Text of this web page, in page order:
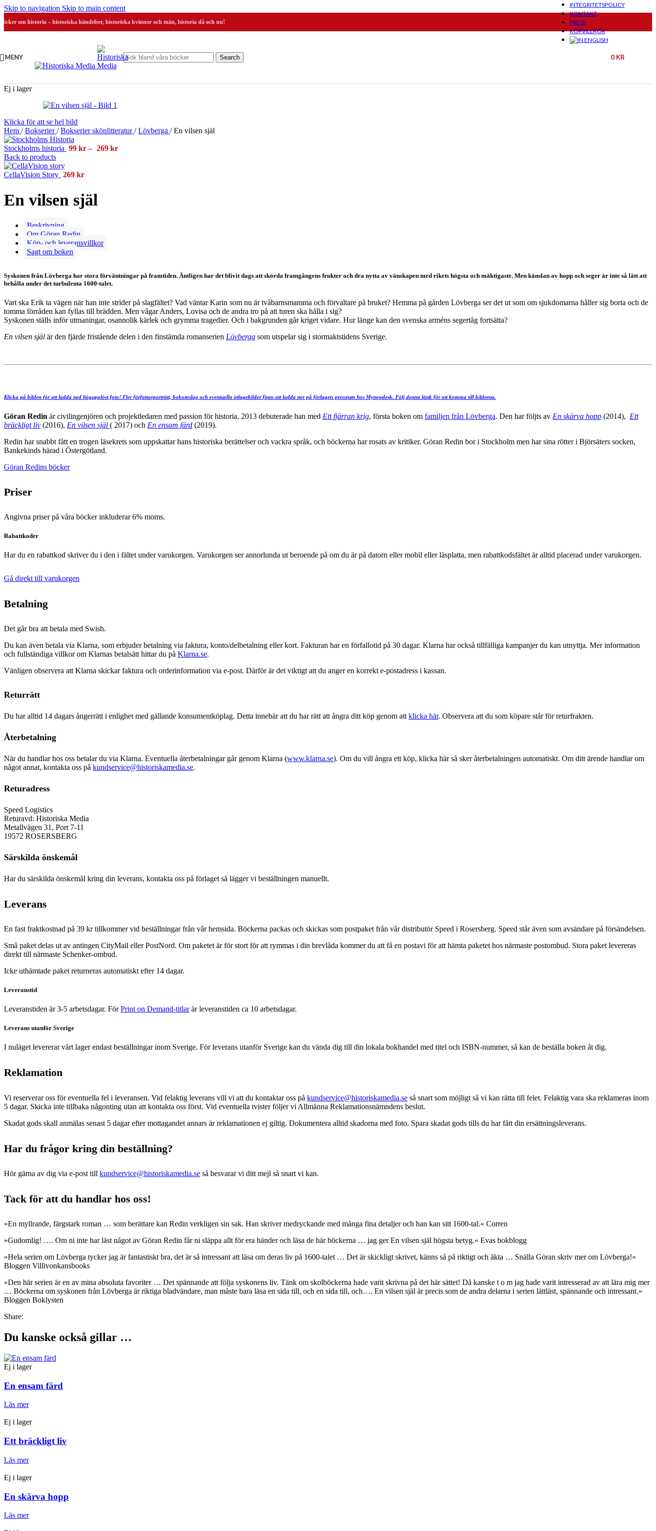
Skip to navigation Skip to main content
om historia – historiska händelser, historiska kvinnor och män, historia då och nu!
INTEGRITETSPOLICY
KONTAKT
PRESS
KÖPVILLKOR
MENY Search 0 KR
Ej i lager
Klicka för att se hel bild
Hem / Bokserier/ Bokserier skönlitteratur/ Lövberga / En vilsen själ
Stockholms historia 99 kr – 269 krPrisintervall:
Back to products
CellaVision Story 269 kr
En vilsen själ
Beskrivning
Om Göran Redin
Köp- och leveransvillkor
Sagt om boken
Syskonen från Lövberga har stora förväntningar på framtiden. Äntligen har det blivit dags att skörda framgångens frukter och dra nytta av vänskapen med rikets högsta och mäktigaste. Men känslan av hopp och seger är inte så lätt att
behålla under det turbulenta 1600-talet.
Vart ska Erik ta vägen när han inte strider på slagfältet? Vad väntar Karin som nu är tvåbarnsmamma och förvaltare på bruket? Hemma på gården Lövberga ser det ut som om sjukdomarna håller sig borta och de
tomma förråden kan fyllas till brädden. Men vågar Anders, Lovisa och de andra tro på att turen ska hålla i sig?
Syskonen ställs inför utmaningar, osannolik kärlek och grymma tragedier. Och i bakgrunden går kriget vidare. Hur länge kan den svenska arméns segertåg fortsätta?
En vilsen själ är den fjärde fristående delen i den finstämda romanserien Lövberga som utspelar sig i stormaktstidens Sverige.
Klicka på bilden för att ladda ned högupplöst foto! Fler författarporträtt, bokomslag och eventuella inlagebilder finns att ladda ner på förlagets pressrum hos Mynewdesk. Följ denna länk för att komma till bilderna.
Göran Redin är civilingenjören och projektledaren med passion för historia. 2013 debuterade han med Ett fjärran krig, första boken om familjen från Lövberga. Den har följts av En skärva hopp (2014), Ett
bräckligt liv (2016), En vilsen själ ( 2017) och En ensam färd (2019).
Redin har snabbt fått en trogen läsekrets som uppskattar hans historiska berättelser och vackra språk, och böckerna har rosats av kritiker. Göran Redin bor i Stockholm men har sina rötter i Björsäters socken,
Bankekinds härad i Östergötland.
Göran Redins böcker
Priser
Angivna priser på våra böcker inkluderar 6% moms.
Rabattkoder
Har du en rabattkod skriver du i den i fältet under varukorgen. Varukorgen ser annorlunda ut beroende på om du är på datorn eller mobil eller läsplatta, men rabattkodsfältet är alltid placerad under varukorgen.
Gå direkt till varukorgen
Betalning
Det går bra att betala med Swish.
Du kan även betala via Klarna, som erbjuder betalning via faktura, konto/delbetalning eller kort. Fakturan har en förfallotid på 30 dagar. Klarna har också tillfälliga kampanjer du kan utnyttja. Mer information
och fullständiga villkor om Klarnas betalsätt hittar du på Klarna.se.
Vänligen observera att Klarna skickar faktura och orderinformation via e-post. Därför är det viktigt att du anger en korrekt e-postadress i kassan.
Returrätt
Du har alltid 14 dagars ångerrätt i enlighet med gällande konsumentköplag. Detta innebär att du har rätt att ångra ditt köp genom att klicka här. Observera att du som köpare står för returfrakten.
Återbetalning
När du handlar hos oss betalar du via Klarna. Eventuella återbetalningar går genom Klarna (www.klarna.se). Om du vill ångra ett köp, klicka här så sker återbetalningen automatiskt. Om ditt ärende handlar om
något annat, kontakta oss på kundservice@historiskamedia.se.
Returadress
Speed Logistics
Returavd: Historiska Media
Metallvägen 31, Port 7-11
19572 ROSERSBERG
Särskilda önskemål
Har du särskilda önskemål kring din leverans, kontakta oss på förlaget så lägger vi beställningen manuellt.
Leverans
En fast fraktkostnad på 39 kr tillkommer vid beställningar från vår hemsida. Böckerna packas och skickas som postpaket från vår distributör Speed i Rosersberg. Speed står även som avsändare på försändelsen.
Små paket delas ut av antingen CityMail eller PostNord. Om paketet är för stort för att rymmas i din brevlåda kommer du att få en postavi för att hämta paketet hos närmaste postombud. Stora paket levereras
direkt till närmaste Schenker-ombud.
Icke uthämtade paket returneras automatiskt efter 14 dagar.
Leveranstid
Leveranstiden är 3-5 arbetsdagar. FörPrint on Demand-titlarär leveranstiden ca 10 arbetsdagar.
Leverans utanför Sverige
I nuläget levererar vårt lager endast beställningar inom Sverige. För leverans utanför Sverige kan du vända dig till din lokala bokhandel med titel och ISBN-nummer, så kan de beställa boken åt dig.
Reklamation
Vi reserverar oss för eventuella fel i leveransen. Vid felaktig leverans vill vi att du kontaktar oss på kundservice@historiskamedia.se så snart som möjligt så vi kan rätta till felet. Felaktig vara ska reklameras inom
5 dagar. Skicka inte tillbaka någonting utan att kontakta oss först. Vid eventuella tvister följer vi Allmänna Reklamationsnämndens beslut.
Skadat gods skall anmälas senast 5 dagar efter mottagandet annars är reklamationen ej giltig. Dokumentera alltid skadorna med foto. Spara skadat gods tills du har fått din ersättningsleverans.
Har du frågor kring din beställning?
Hör gärna av dig via e-post till kundservice@historiskamedia.se så besvarar vi ditt mejl så snart vi kan.
Tack för att du handlar hos oss!
»En myllrande, färgstark roman … som berättare kan Redin verkligen sin sak. Han skriver medryckande med många fina detaljer och han kan sitt 1600-tal.« Corren
»Gudomlig! …. Om ni inte har läst något av Göran Redin får ni släppa allt för era händer och läsa de här böckerna … jag ger En vilsen själ högsta betyg.« Evas bokblogg
»Hela serien om Lövberga tycker jag är fantastiskt bra, det är så intressant att läsa om deras liv på 1600-talet … Det är skickligt skrivet, känns så på riktigt och äkta … Snälla Göran skriv mer om Lövberga!«
Bloggen Villivonkansbooks
»Den här serien är en av mina absoluta favoriter … Det spännande att följa syskonens liv. Tänk om skolböckerna hade varit skrivna på det här sättet! Då kanske t o m jag hade varit intresserad av att lära mig mer
… Böckerna om syskonen från Lövberga är riktiga bladvändare, man måste bara läsa en sida till, och en sida till, och…. En vilsen själ är precis som de andra delarna i serien lättläst, spännande och intressant.«
Bloggen Boklysten
Share:
Du kanske också gillar …
Ej i lager
En ensam färd
Läs mer
Ej i lager
Ett bräckligt liv
Läs mer
Ej i lager
En skärva hopp
Läs mer